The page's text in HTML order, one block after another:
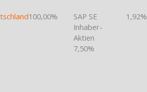
100,00%
SAP SE
Inhaber-
Aktien
7,50%
1,92%